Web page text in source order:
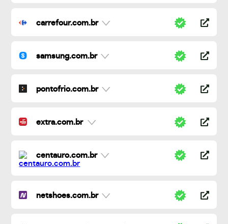
carrefour.com.br
samsung.com.br
pontofrio.com.br
extra.com.br
centauro.com.br
netshoes.com.br